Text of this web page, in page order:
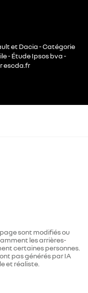
et Dacia - Catégorie
- Étude Ipsos bva -
escda.fr
sont modifiés ou
les arrières-
certaines personnes.
pas générés par IA
et réaliste.